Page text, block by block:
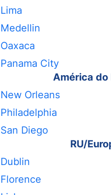
Lima
Medellin
Oaxaca
Panama City
América do
New Orleans
Philadelphia
San Diego
RU/
Dublin
Florence